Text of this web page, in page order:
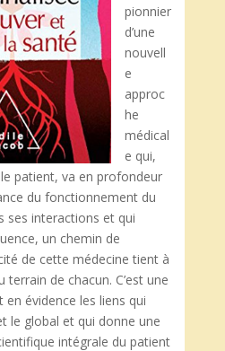
pionnier
d’une
nouvell
e
approc
he
médical
e qui,
patient, va en profondeur
du fonctionnement du
ses interactions et qui
un chemin de
de cette médecine tient à
de chacun. C’est une
évidence les liens qui
le global et qui donne une
intégrale du patient